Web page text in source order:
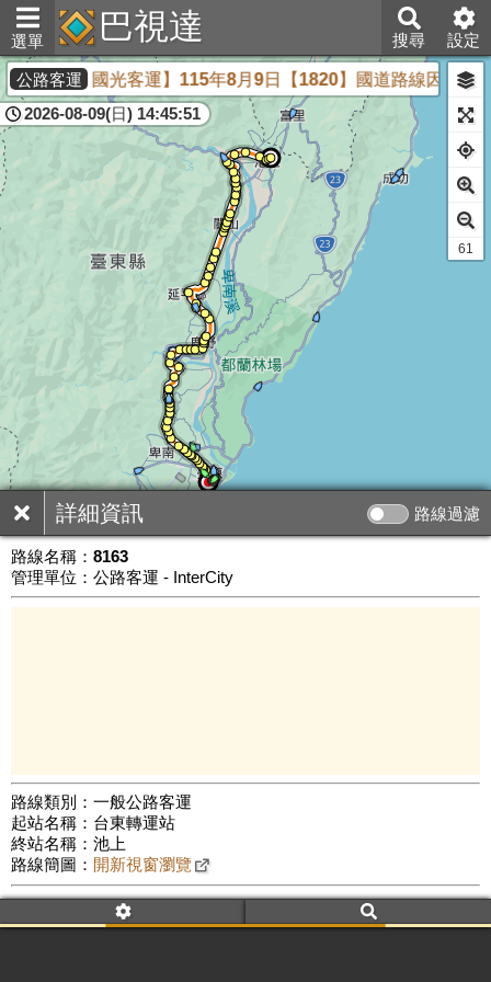
選單 巴視達 搜尋 設定
詳細資訊 路線過濾
路線名稱： 8163
管理單位：公路客運 - InterCity
路線類別：一般公路客運
起站名稱：台東轉運站
終站名稱：池上
路線簡圖： 開新視窗瀏覽
附屬名稱：8163
車頭描述：台東
池上(經武陵、海端)
公路客運【國光客運】115年8月9日【1820】國道路線因駕
2026-08-09(日) 14:45:51
公車數量: 累計6252、上線5242
61